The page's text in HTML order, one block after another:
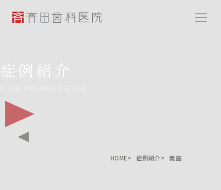
斉田歯科医院
症例紹介
HOME 症例紹介 義歯